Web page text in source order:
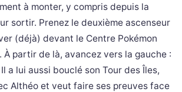
à monter, y compris depuis la
sortir. Prenez le deuxième ascenseur
(déjà) devant le Centre Pokémon
À partir de là, avancez vers la gauche :
a lui aussi bouclé son Tour des Îles,
Althéo et veut faire ses preuves face